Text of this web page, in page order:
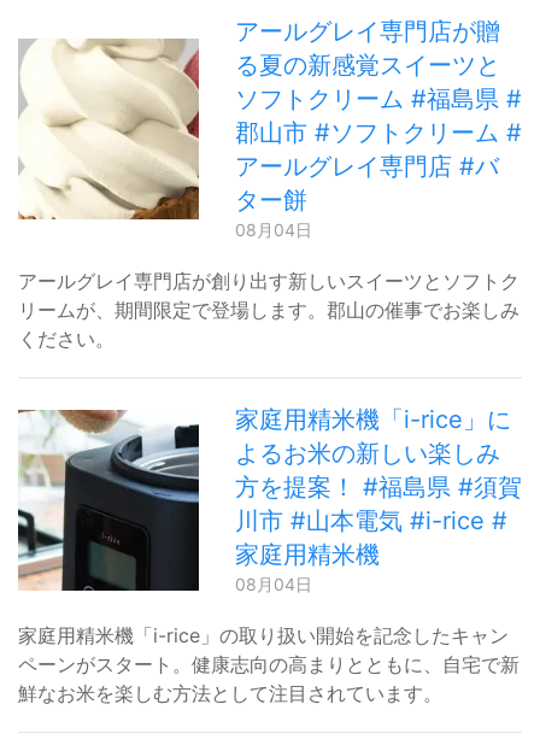
アールグレイ専門店が贈
る夏の新感覚スイーツと
ソフトクリーム #福島県 #
郡山市 #ソフトクリーム #
アールグレイ専門店 #バ
ター餅
08月04日
アールグレイ専門店が創り出す新しいスイーツとソフトク
リームが、期間限定で登場します。郡山の催事でお楽しみ
ください。
家庭用精米機「i-rice」に
よるお米の新しい楽しみ
方を提案！ #福島県 #須賀
川市 #山本電気 #i-rice #
家庭用精米機
08月04日
家庭用精米機「i-rice」の取り扱い開始を記念したキャン
ペーンがスタート。健康志向の高まりとともに、自宅で新
鮮なお米を楽しむ方法として注目されています。